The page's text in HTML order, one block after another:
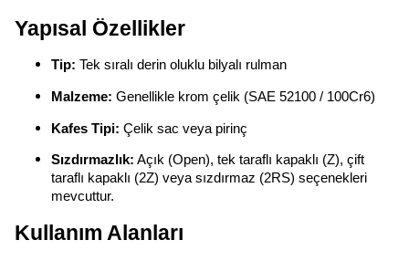
Yapısal Özellikler
Tip: Tek sıralı derin oluklu bilyalı rulman
Malzeme: Genellikle krom çelik (SAE 52100 / 100Cr6)
Kafes Tipi: Çelik sac veya pirinç
Sızdırmazlık: Açık (Open), tek taraflı kapaklı (Z), çift
taraflı kapaklı (2Z) veya sızdırmaz (2RS) seçenekleri
mevcuttur.
Kullanım Alanları